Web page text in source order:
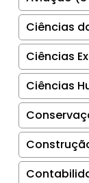
Ciências
Ciências
Ciências